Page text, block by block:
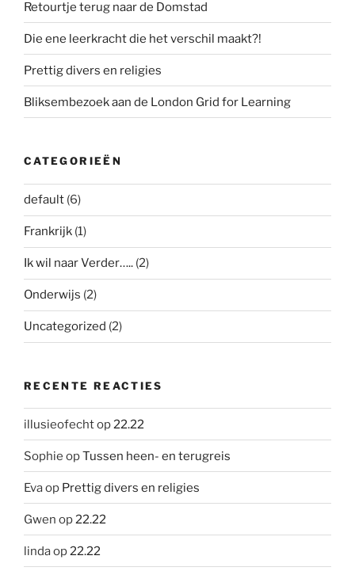
Retourtje terug naar de Domstad
Die ene leerkracht die het verschil maakt?!
Prettig divers en religies
Bliksembezoek aan de London Grid for Learning
CATEGORIEËN
default (6)
Frankrijk (1)
Ik wil naar Verder….. (2)
Onderwijs (2)
Uncategorized (2)
RECENTE REACTIES
illusieofechtop22.22
Sophie opTussen heen- en terugreis
Evaop Prettig divers en religies
Gwen op22.22
lindaop22.22